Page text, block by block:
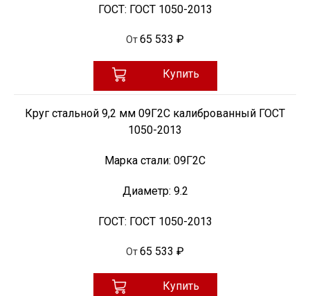
ГОСТ: ГОСТ 1050-2013
От65 533 ₽
Купить
Круг стальной 9,2 мм 09Г2С калиброванный ГОСТ
1050-2013
Марка стали: 09Г2С
Диаметр: 9.2
ГОСТ: ГОСТ 1050-2013
От65 533 ₽
Купить